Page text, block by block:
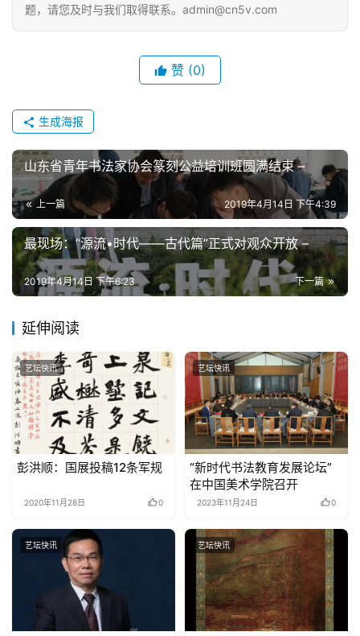
题，请您及时与我们取得联系。admin@cn5v.com
赞 (0)
生成海报
山东省青年书法家协会篆刻公益培训班圆满结束 –
上一篇 2019年4月14日 下午4:39
最现场：“源流•时代——古代篇”正式对观众开放 –
下一篇
2019年4月14日 下午6:23
延伸阅读
艺坛快讯
彭洪顺：国展投稿12条军规
2020年11月28日 0
艺坛快讯
“新时代书法教育发展论坛”
在中国美术学院召开
2023年11月24日 0
艺坛快讯 艺坛快讯